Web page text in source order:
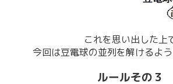
これを思い出した上
今回は豆電球の並列を解けるよ
ルールその３